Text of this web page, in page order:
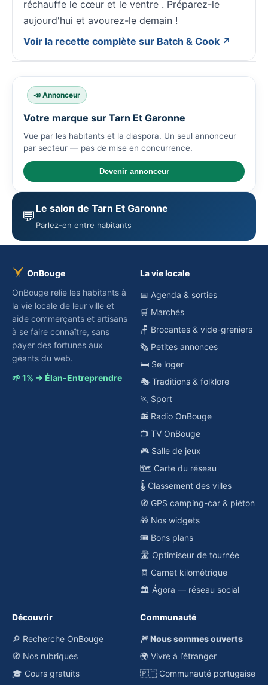
réchauffe le cœur et le ventre . Préparez-le
aujourd'hui et avourez-le demain !
Voir la recette complète sur Batch & Cook ↗
📣 Annonceur
Votre marque sur Tarn Et Garonne
Vue par les habitants et la diaspora. Un seul annonceur
par secteur — pas de mise en concurrence.
Devenir annonceur
💬 Le salon de Tarn Et Garonne
Parlez-en entre habitants
OnBouge
OnBouge relie les habitants à
la vie locale de leur ville et
aide commerçants et artisans
à se faire connaître, sans
payer des fortunes aux
géants du web.
🌱 1% → Élan-Entreprendre
La vie locale
📅 Agenda & sorties
🛒 Marchés
🪑 Brocantes & vide-greniers
🗞️ Petites annonces
🛏️ Se loger
🎭 Traditions & folklore
🏃 Sport
📻 Radio OnBouge
📺 TV OnBouge
🎮 Salle de jeux
🗺️ Carte du réseau
🌡️ Classement des villes
🧭 GPS camping-car & piéton
🎁 Nos widgets
🎟️ Bons plans
🛣️ Optimiseur de tournée
🧾 Carnet kilométrique
🏛️ Ágora — réseau social
Découvrir
🔎 Recherche OnBouge
🧭 Nos rubriques
🎓 Cours gratuits
Communauté
🎆 Nous sommes ouverts
🌍 Vivre à l’étranger
🇵🇹 Communauté portugaise